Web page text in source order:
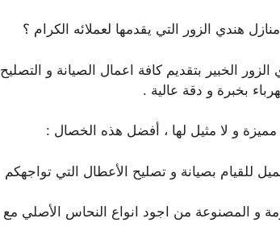
هندي الزور التي يقدمها لعملائه الكرام ؟
الخبير بتقديم كافة اعمال الصيانة و التصليح
بخبرة و دقة عالية .
و لا مثيل لها ، أفضل هذه الخصال :
للقيام بصيانة و تصليح الأعطال التي تواجهكم
و المصنوعة من اجود انواع النحاس الأصلي مع